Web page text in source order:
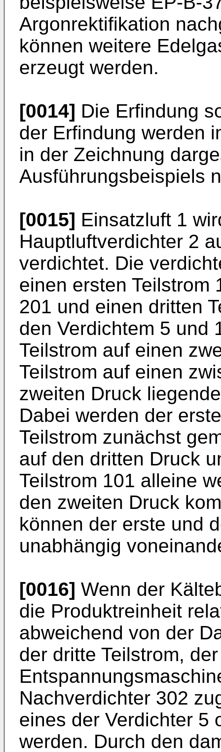
Argonrektifikation
können weitere
erzeugt werden.
[0014] Die Erfindung
der Erfindung werden
in der Zeichnung
Ausführungsbeispiels
[0015] Einsatzluft 1
Hauptluftverdichter 2
verdichtet. Die
einen ersten Teilstrom
201 und einen dritten
den Verdichtem 5 und
Teilstrom auf einen
Teilstrom auf einen
zweiten Druck
Dabei werden der
Teilstrom zunächst
auf den dritten Druck
Teilstrom 101 alleine
den zweiten Druck
können der erste und
unabhängig
[0016] Wenn der
die Produktreinheit
abweichend von der
der dritte Teilstrom,
Nachverdichter 302
eines der Verdichter 5
werden. Durch den